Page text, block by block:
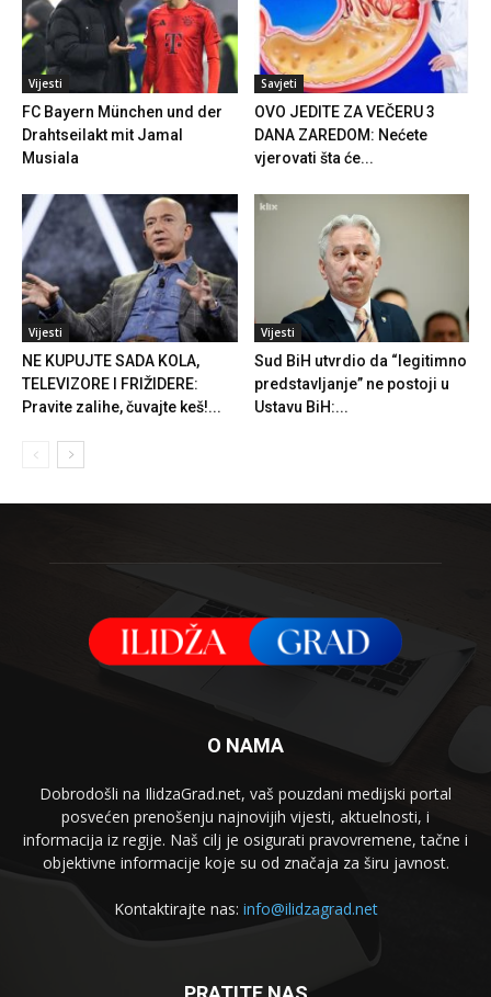
Vijesti
FC Bayern München und der
Drahtseilakt mit Jamal
Musiala
Savjeti
OVO JEDITE ZA VEČERU 3
DANA ZAREDOM: Nećete
vjerovati šta će...
Vijesti
NE KUPUJTE SADA KOLA,
TELEVIZORE I FRIŽIDERE:
Pravite zalihe, čuvajte keš!...
Vijesti
Sud BiH utvrdio da “legitimno
predstavljanje” ne postoji u
Ustavu BiH:...
O NAMA
Dobrodošli na IlidzaGrad.net, vaš pouzdani medijski portal
posvećen prenošenju najnovijih vijesti, aktuelnosti, i
informacija iz regije. Naš cilj je osigurati pravovremene, tačne i
objektivne informacije koje su od značaja za širu javnost.
Kontaktirajte nas: info@ilidzagrad.net